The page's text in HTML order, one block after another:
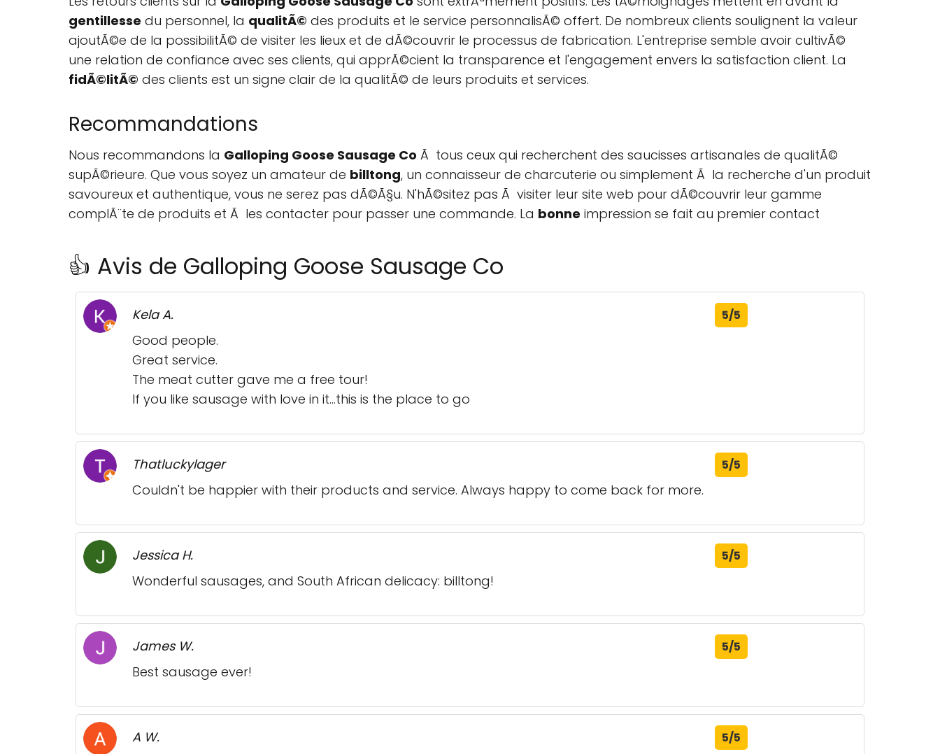
gentillesse du personnel, la qualitÃ© des produits et le service personnalisÃ© offert. De nombreux clients soulignent la valeur
ajoutÃ©e de la possibilitÃ© de visiter les lieux et de dÃ©couvrir le processus de fabrication. L'entreprise semble avoir cultivÃ©
une relation de confiance avec ses clients, qui apprÃ©cient la transparence et l'engagement envers la satisfaction client. La
fidÃ©litÃ© des clients est un signe clair de la qualitÃ© de leurs produits et services.
Recommandations
Nous recommandons la Galloping Goose Sausage Co Ã tous ceux qui recherchent des saucisses artisanales de qualitÃ©
supÃ©rieure. Que vous soyez un amateur de billtong, un connaisseur de charcuterie ou simplement Ã la recherche d'un produit
savoureux et authentique, vous ne serez pas dÃ©Ã§u. N'hÃ©sitez pas Ã visiter leur site web pour dÃ©couvrir leur gamme
complÃ¨te de produits et Ã les contacter pour passer une commande. La bonne impression se fait au premier contact
👍 Avis de Galloping Goose Sausage Co
Kela A. 5/5
Good people.
Great service.
The meat cutter gave me a free tour!
If you like sausage with love in it...this is the place to go
Thatluckylager 5/5
Couldn't be happier with their products and service. Always happy to come back for more.
Jessica H. 5/5
Wonderful sausages, and South African delicacy: billtong!
James W. 5/5
Best sausage ever!
A W. 5/5